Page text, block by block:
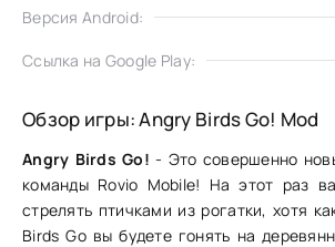
Версия Android:
Ссылка на Google Play:
Обзор игры: Angry Birds Go! Mod
Angry Birds Go! - Это совершенно
команды Rovio Mobile! На этот раз
стрелять птичками из рогатки, хотя
Birds Go вы будете гонять на